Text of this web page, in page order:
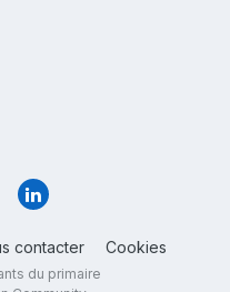
contacter Cookies
du primaire